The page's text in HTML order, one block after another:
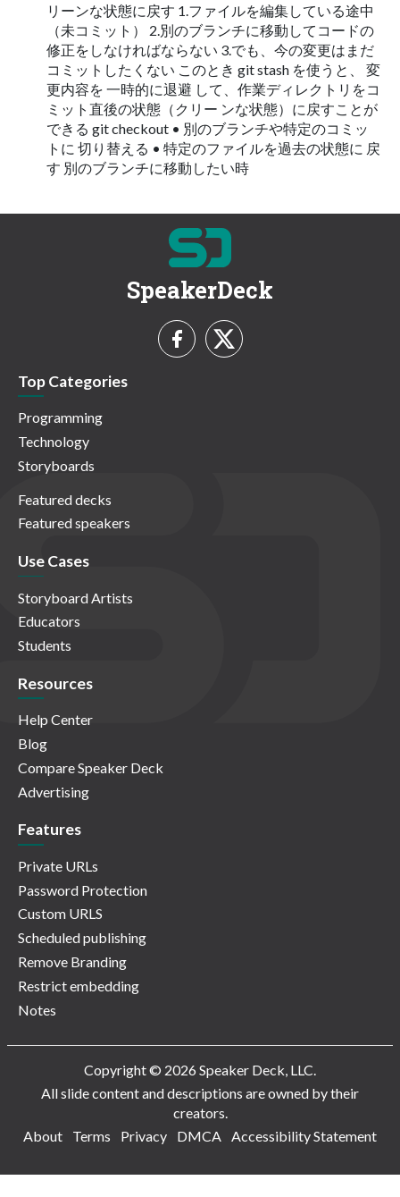
リーンな状態に戻す 1.ファイルを編集している途中
（未コミット） 2.別のブランチに移動してコードの
修正をしなければならない 3.でも、今の変更はまだ
コミットしたくない このとき git stash を使うと、 変
更内容を 一時的に退避 して、作業ディレクトリをコ
ミット直後の状態（クリー ンな状態）に戻すことが
できる git checkout • 別のブランチや特定のコミッ
トに 切り替える • 特定のファイルを過去の状態に 戻
す 別のブランチに移動したい時
SpeakerDeck
Top Categories
Programming
Technology
Storyboards
Featured decks
Featured speakers
Use Cases
Storyboard Artists
Educators
Students
Resources
Help Center
Blog
Compare Speaker Deck
Advertising
Features
Private URLs
Password Protection
Custom URLS
Scheduled publishing
Remove Branding
Restrict embedding
Notes
Copyright © 2026 Speaker Deck, LLC.
All slide content and descriptions are owned by their
creators.
About
Terms Privacy DMCA Accessibility Statement